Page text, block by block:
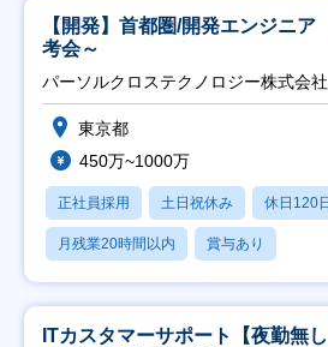
【開発】首都圏/開発エンジニ
考会～
パーソルクロステクノロジー株式会社
東京都
450万~1000万
正社員採用 土日祝休み 休日120
月残業20時間以内 賞与あり
ITカスタマーサポート【夜勤無